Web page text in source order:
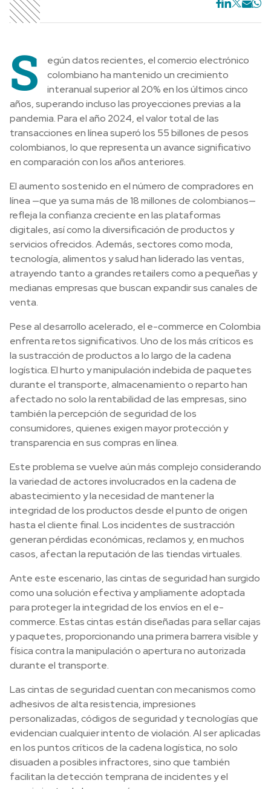
S
egún datos recientes, el comercio electrónico
colombiano ha mantenido un crecimiento
interanual superior al 20% en los últimos cinco
años, superando incluso las proyecciones previas a la
pandemia. Para el año 2024, el valor total de las
transacciones en línea superó los 55 billones de pesos
colombianos, lo que representa un avance significativo
en comparación con los años anteriores.
El aumento sostenido en el número de compradores en
línea —que ya suma más de 18 millones de colombianos—
refleja la confianza creciente en las plataformas
digitales, así como la diversificación de productos y
servicios ofrecidos. Además, sectores como moda,
tecnología, alimentos y salud han liderado las ventas,
atrayendo tanto a grandes retailers como a pequeñas y
medianas empresas que buscan expandir sus canales de
venta.
Pese al desarrollo acelerado, el e-commerce en Colombia
enfrenta retos significativos. Uno de los más críticos es
la sustracción de productos a lo largo de la cadena
logística. El hurto y manipulación indebida de paquetes
durante el transporte, almacenamiento o reparto han
afectado no solo la rentabilidad de las empresas, sino
también la percepción de seguridad de los
consumidores, quienes exigen mayor protección y
transparencia en sus compras en línea.
Este problema se vuelve aún más complejo considerando
la variedad de actores involucrados en la cadena de
abastecimiento y la necesidad de mantener la
integridad de los productos desde el punto de origen
hasta el cliente final. Los incidentes de sustracción
generan pérdidas económicas, reclamos y, en muchos
casos, afectan la reputación de las tiendas virtuales.
Ante este escenario, las cintas de seguridad han surgido
como una solución efectiva y ampliamente adoptada
para proteger la integridad de los envíos en el e-
commerce. Estas cintas están diseñadas para sellar cajas
y paquetes, proporcionando una primera barrera visible y
física contra la manipulación o apertura no autorizada
durante el transporte.
Las cintas de seguridad cuentan con mecanismos como
adhesivos de alta resistencia, impresiones
personalizadas, códigos de seguridad y tecnologías que
evidencian cualquier intento de violación. Al ser aplicadas
en los puntos críticos de la cadena logística, no solo
disuaden a posibles infractores, sino que también
facilitan la detección temprana de incidentes y el